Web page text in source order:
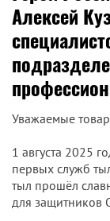
Алексей
Уважаемые
1 августа 2025
первых служб
тыл прошёл
для защитников